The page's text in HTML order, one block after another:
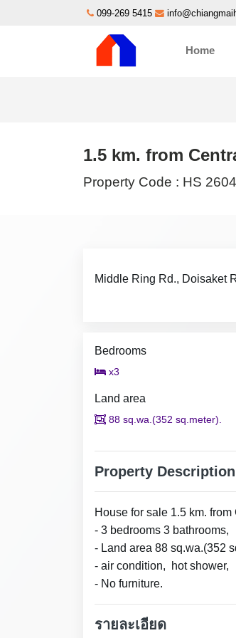
099-269 5415
Home
1.5 km. from
Property Code : HS 2604
Middle Ring Rd., Doisaket
Bedrooms
x3
Land area
88 sq.wa.(352 sq.meter).
Property Description
House for sale 1.5 km.
- 3 bedrooms 3 bathrooms,
- Land area 88 sq.wa.(352
- air condition, hot shower,
- No furniture.
รายละเอียด